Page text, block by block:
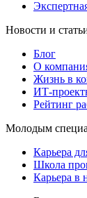
Новости и
Блог
О
Жизнь в
ИТ-
Рейтинг
Молодым
Карьера
Школа
Карьера в